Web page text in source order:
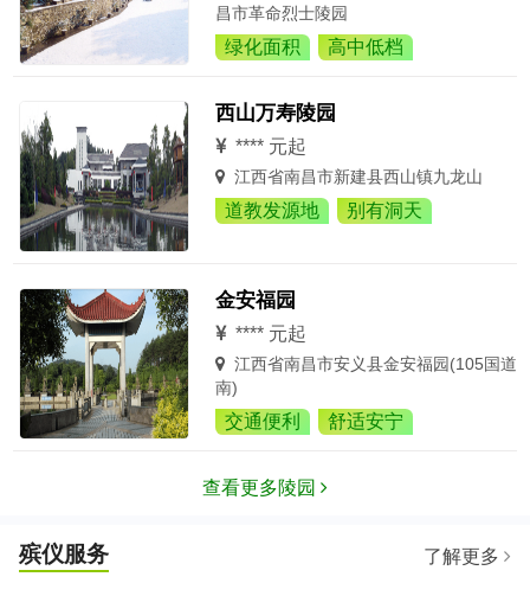
昌市革命烈士陵园
绿化面积 高中低档
西山万寿陵园
**** 元起
江西省南昌市新建县西山镇九龙山
道教发源地 别有洞天
金安福园
**** 元起
江西省南昌市安义县金安福园(105国道
南)
交通便利 舒适安宁
查看更多陵园
殡仪服务 了解更多